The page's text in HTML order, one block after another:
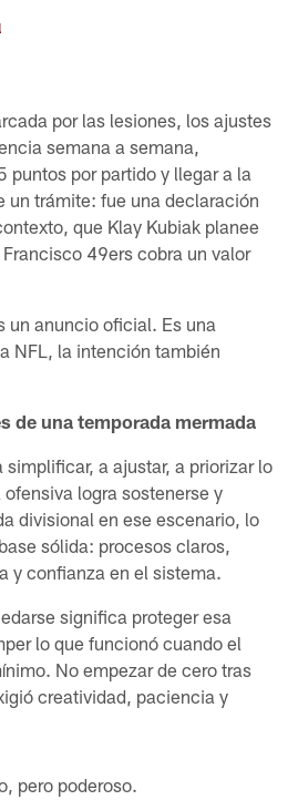
por las lesiones, los ajustes
semana a semana,
puntos por partido y llegar a la
un trámite: fue una declaración
que Klay Kubiak planee
49ers cobra un valor
un anuncio oficial. Es una
NFL, la intención también
de una temporada mermada
simplificar, a ajustar, a priorizar lo
logra sostenerse y
divisional en ese escenario, lo
sólida: procesos claros,
y confianza en el sistema.
significa proteger esa
lo que funcionó cuando el
No empezar de cero tras
creatividad, paciencia y
pero poderoso.